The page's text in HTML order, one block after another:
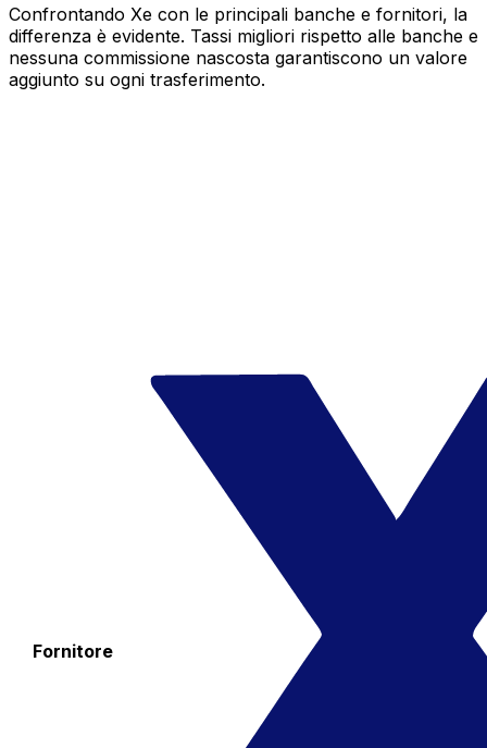
Confrontando Xe con le principali banche e fornitori, la
differenza è evidente. Tassi migliori rispetto alle banche e
nessuna commissione nascosta garantiscono un valore
aggiunto su ogni trasferimento.
Fornitore